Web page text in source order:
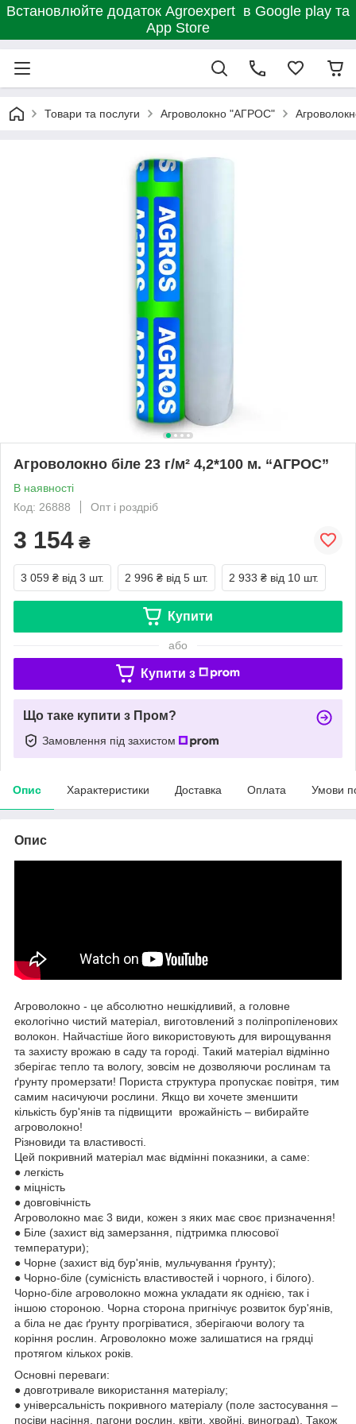
Встановлюйте додаток Agroexpert в Google play та
App Store
Товари та послуги Агроволокно "АГРОС"
Агроволокно біле 23 г/м² 4,2*100 м. “AГРОС”
В наявності
Код: 26888
Опт і роздріб
3 154 ₴
3 059 ₴ від 3 шт. 2 996 ₴ від 5 шт. 2 933 ₴ від 10 шт.
Купити
або
Купити з
Що таке купити з Пром?
Замовлення під захистом
Опис Характеристики Доставка Оплата Умови
Опис
Агроволокно - це абсолютно нешкідливий, а головне
екологічно чистий матеріал, виготовлений з поліпропіленових
волокон. Найчастіше його використовують для вирощування
та захисту врожаю в саду та городі. Такий матеріал відмінно
зберігає тепло та вологу, зовсім не дозволяючи рослинам та
ґрунту промерзати! Пориста структура пропускає повітря, тим
самим насичуючи рослини. Якщо ви хочете зменшити
кількість бур'янів та підвищити врожайність – вибирайте
агроволокно!
Різновиди та властивості.
Цей покривний матеріал має відмінні показники, а саме:
● легкість
● міцність
● довговічність
Агроволокно має 3 види, кожен з яких має своє призначення!
● Біле (захист від замерзання, підтримка плюсової
температури);
● Чорне (захист від бур'янів, мульчування ґрунту);
● Чорно-біле (сумісність властивостей і чорного, і білого).
Чорно-біле агроволокно можна укладати як однією, так і
іншою стороною. Чорна сторона пригнічує розвиток бур'янів,
а біла не дає ґрунту прогріватися, зберігаючи вологу та
коріння рослин. Агроволокно може залишатися на грядці
протягом кількох років.
Основні переваги:
● довготривале використання матеріалу;
● універсальність покривного матеріалу (поле застосування –
посіви насіння, пагони рослин, квіти, хвойні, виноград). Також